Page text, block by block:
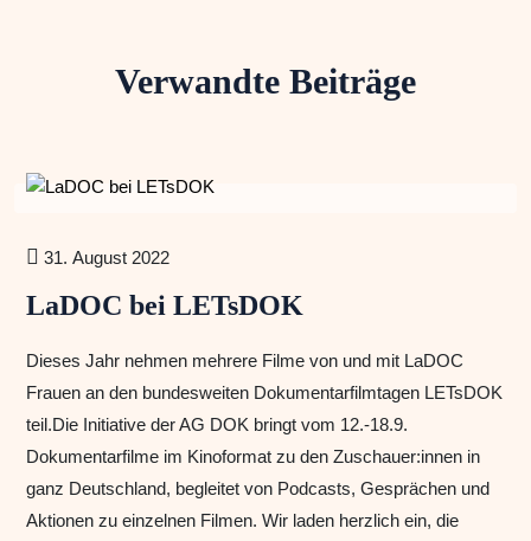
Verwandte Beiträge
31. August 2022
LaDOC bei LETsDOK
Dieses Jahr nehmen mehrere Filme von und mit LaDOC
Frauen an den bundesweiten Dokumentarfilmtagen LETsDOK
teil.Die Initiative der AG DOK bringt vom 12.-18.9.
Dokumentarfilme im Kinoformat zu den Zuschauer:innen in
ganz Deutschland, begleitet von Podcasts, Gesprächen und
Aktionen zu einzelnen Filmen. Wir laden herzlich ein, die